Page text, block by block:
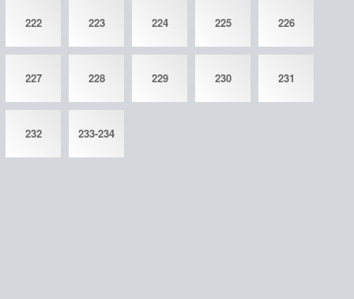
222 223 224 225 226
227 228 229 230 231
232 233-234